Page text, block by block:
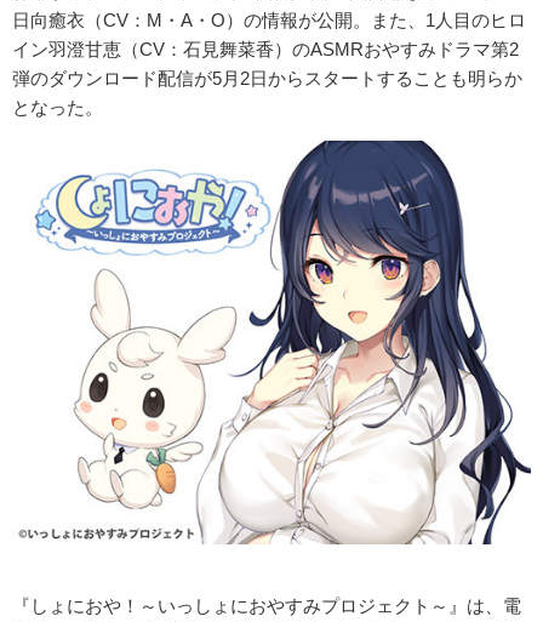
日向癒衣（CV：M・A・O）の情報が公開。また、1人目のヒロ
イン羽澄甘恵（CV：石見舞菜香）のASMRおやすみドラマ第2
弾のダウンロード配信が5月2日からスタートすることも明らか
となった。
『しょにおや！～いっしょにおやすみプロジェクト～』は、電